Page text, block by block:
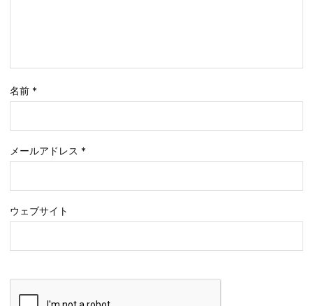
名前 *
メールアドレス *
ウェブサイト